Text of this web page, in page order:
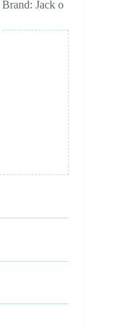
Brand: Jack o